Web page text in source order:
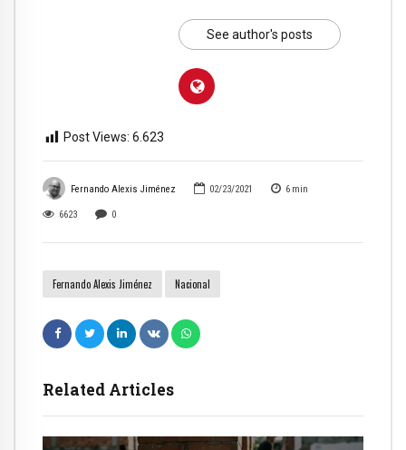
Fernando Alexis Jiménez 02/23/2021 6 min
6623 0
Fernando Alexis Jiménez Nacional
Related Articles
See author's posts
Post Views: 6.623